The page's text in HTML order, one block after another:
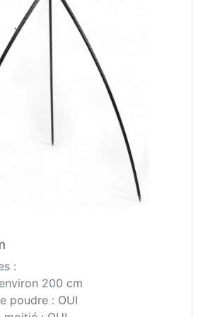
la cuisson. Le moulinet est
extra durable afin
la chaîne, ce qui assure
Pour parfaire cet équipement
le trépied est démonté et
le stockage et le
solide assure le confort
d'utilisation. Des décorations
forgés soulignent son
:
200 cm
poudre : OUI